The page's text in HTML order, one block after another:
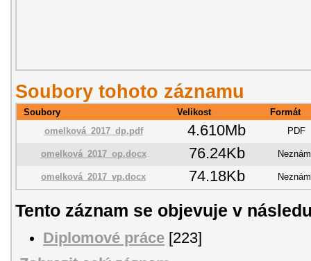
Soubory tohoto záznamu
Soubory Velikost
Formát
omelková_2017_dp.pdf
4.610Mb PDF
omelková_2017_op.docx 76.24Kb
omelková_2017_vp.docx 74.18Kb
Tento záznam se objevuje v
Diplomové práce [223]